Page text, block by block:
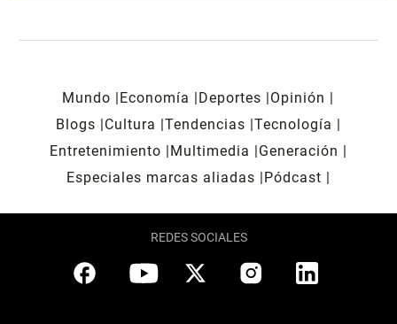
Mundo Economía Deportes
Opinión
Blogs
Cultura Tendencias Tecnología
Entretenimiento
Multimedia
Generación
Especiales marcas aliadas
Pódcast
REDES SOCIALES